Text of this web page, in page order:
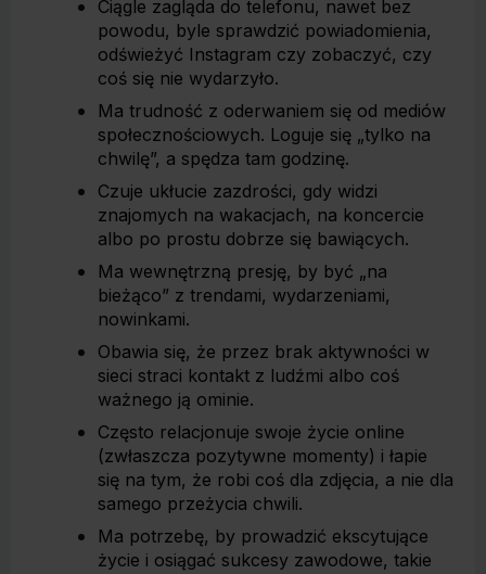
Ciągle zagląda do telefonu, nawet bez
powodu, byle sprawdzić powiadomienia,
odświeżyć Instagram czy zobaczyć, czy
coś się nie wydarzyło.
Ma trudność z oderwaniem się od mediów
społecznościowych. Loguje się „tylko na
chwilę”, a spędza tam godzinę.
Czuje ukłucie zazdrości, gdy widzi
znajomych na wakacjach, na koncercie
albo po prostu dobrze się bawiących.
Ma wewnętrzną presję, by być „na
bieżąco” z trendami, wydarzeniami,
nowinkami.
Obawia się, że przez brak aktywności w
sieci straci kontakt z ludźmi albo coś
ważnego ją ominie.
Często relacjonuje swoje życie online
(zwłaszcza pozytywne momenty) i łapie
się na tym, że robi coś dla zdjęcia, a nie dla
samego przeżycia chwili.
Ma potrzebę, by prowadzić ekscytujące
życie i osiągać sukcesy zawodowe, takie